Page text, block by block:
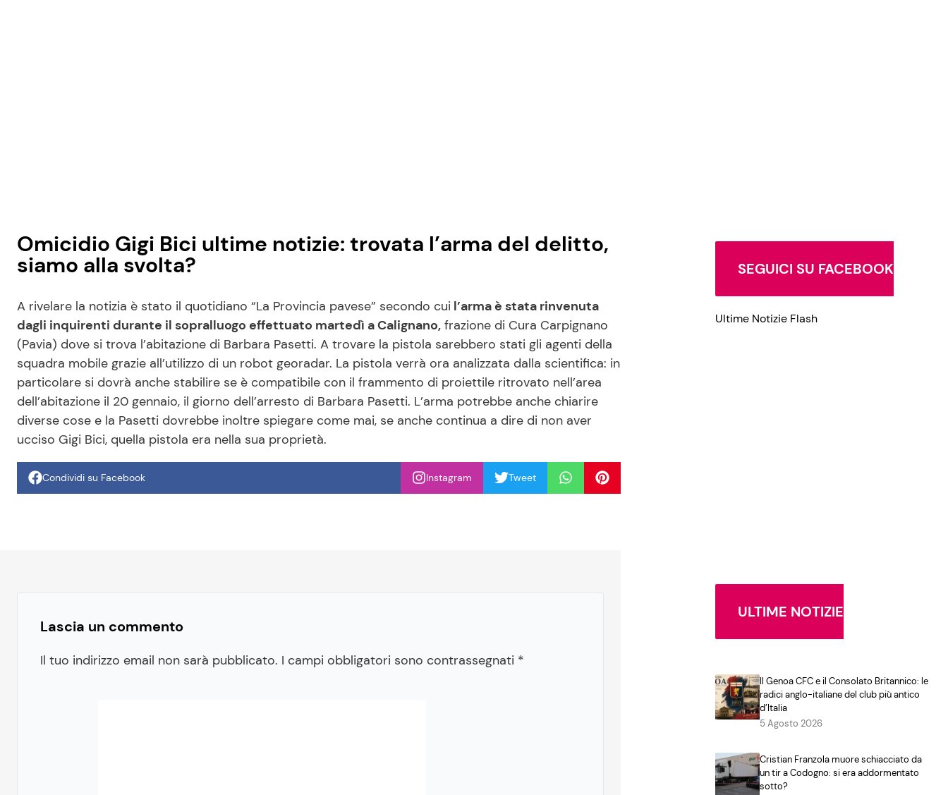
Omicidio Gigi Bici ultime notizie: trovata l’arma del delitto,
siamo alla svolta?
A rivelare la notizia è stato il quotidiano “La Provincia pavese” secondo cui l’arma è stata rinvenuta
dagli inquirenti durante il sopralluogo effettuato martedì a Calignano, frazione di Cura Carpignano
(Pavia) dove si trova l’abitazione di Barbara Pasetti. A trovare la pistola sarebbero stati gli agenti della
squadra mobile grazie all’utilizzo di un robot georadar. La pistola verrà ora analizzata dalla scientifica: in
particolare si dovrà anche stabilire se è compatibile con il frammento di proiettile ritrovato nell’area
dell’abitazione il 20 gennaio, il giorno dell’arresto di Barbara Pasetti. L’arma potrebbe anche chiarire
diverse cose e la Pasetti dovrebbe inoltre spiegare come mai, se anche continua a dire di non aver
ucciso Gigi Bici, quella pistola era nella sua proprietà.
Condividi su Facebook Instagram Tweet
Lascia un commento
Il tuo indirizzo email non sarà pubblicato. I campi obbligatori sono contrassegnati *
SEGUICI SU FACEBOOK
Ultime Notizie Flash
ULTIME NOTIZIE
Il Genoa CFC e il Consolato Britannico: le
radici anglo-italiane del club più antico
d’Italia
5 Agosto 2026
Cristian Franzola muore schiacciato da
un tir a Codogno: si era addormentato
sotto?